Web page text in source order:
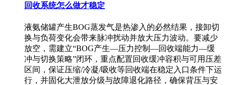
回收系统怎么做才稳定
液氨储罐产生BOG蒸发气是热渗入的必然结果，接卸切
换与负荷变化会带来脉冲扰动并放大压力波动。要减少
放空，需建立“BOG产生—压力控制—回收端能力—缓
冲与切换策略”闭环，重点配置回收缓冲容积与可用压差
区间，保证压缩/冷凝/吸收等回收端在稳定入口条件下运
行，并固化大泄放分级与故障退化路径，确保背压与安